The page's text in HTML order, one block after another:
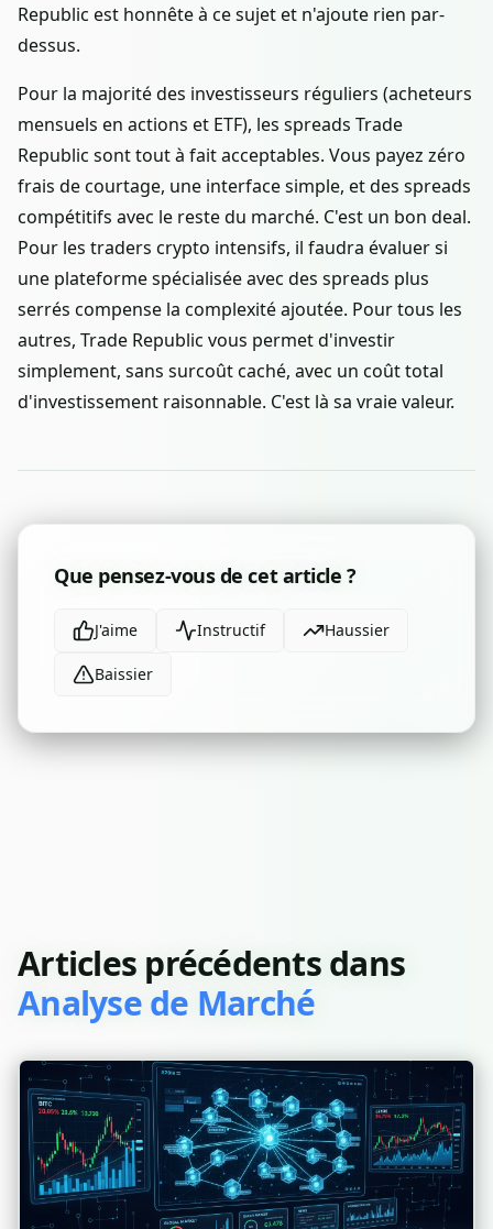
Republic est honnête à ce sujet et n'ajoute rien par-
dessus.
Pour la majorité des investisseurs réguliers (acheteurs
mensuels en actions et ETF), les spreads Trade
Republic sont tout à fait acceptables. Vous payez zéro
frais de courtage, une interface simple, et des spreads
compétitifs avec le reste du marché. C'est un bon deal.
Pour les traders crypto intensifs, il faudra évaluer si
une plateforme spécialisée avec des spreads plus
serrés compense la complexité ajoutée. Pour tous les
autres, Trade Republic vous permet d'investir
simplement, sans surcoût caché, avec un coût total
d'investissement raisonnable. C'est là sa vraie valeur.
Que pensez-vous de cet article ?
J'aime Instructif Haussier
Baissier
Articles précédents dans
Analyse de Marché